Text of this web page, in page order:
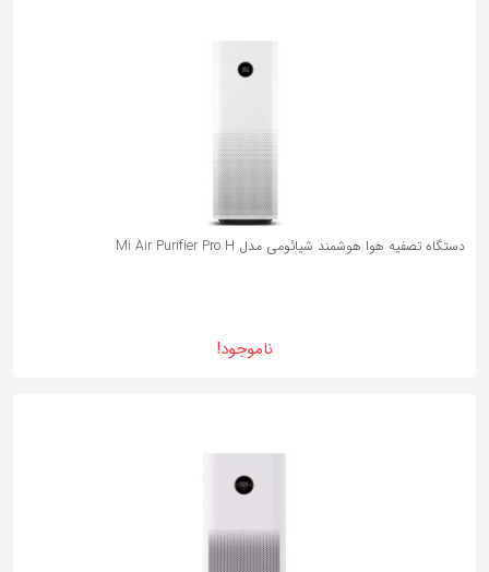
دستگاه تصفیه هوا هوشمند شیائومی مدل Mi Air Purifier Pro H
ناموجود!